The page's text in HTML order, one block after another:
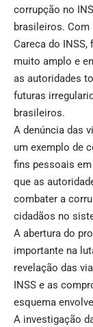
corrupção no
brasileiros. Com
Careca do
muito amplo e
as autoridades
futuras
brasileiros.
A denúncia das
um exemplo de
fins pessoais
que as
combater a
cidadãos no
A abertura do
importante na
revelação das
INSS e as
esquema
A investigação